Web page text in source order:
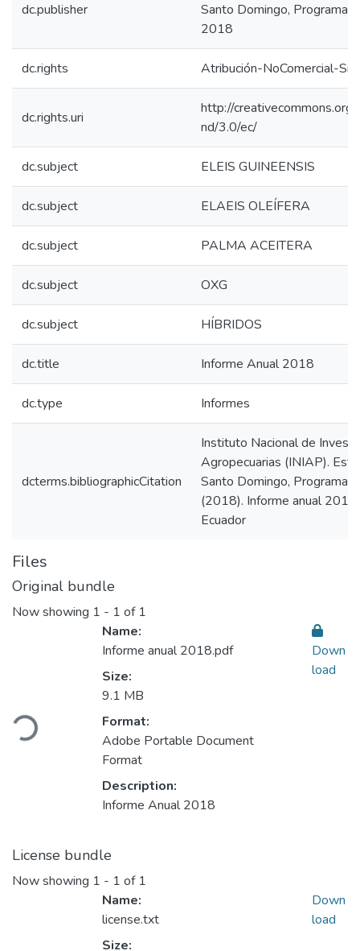
dc.publisher
Santo Domingo, Programa
2018
dc.rights Atribución-NoComercial-
dc.rights.uri
http://
nd/3.0/ec/
dc.subject ELEIS GUINEENSIS
dc.subject ELAEIS OLEÍFERA
dc.subject PALMA ACEITERA
dc.subject OXG
dc.subject HÍBRIDOS
dc.title Informe Anual 2018
dc.type Informes
dcterms.bibliographicCitation
Instituto Nacional de
Agropecuarias (INIAP).
Santo Domingo, Programa
(2018). Informe anual
Ecuador
Files
Original bundle
Now showing 1 - 1 of 1
Loading...
Name:
Informe anual 2018.pdf
Size:
9.1 MB
Format:
Adobe Portable Document
Format
Description:
Informe Anual 2018
Down
load
License bundle
Now showing 1 - 1 of 1
Name:
license.txt
Size:
Down
load